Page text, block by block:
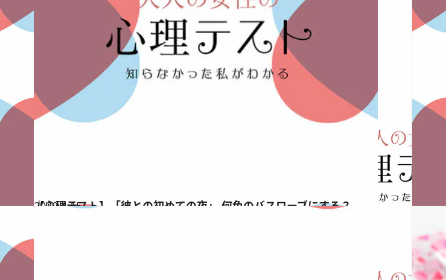
2020.4.15
【心理テスト】「彼との初めての夜」 何色のバスローブにする？
占い